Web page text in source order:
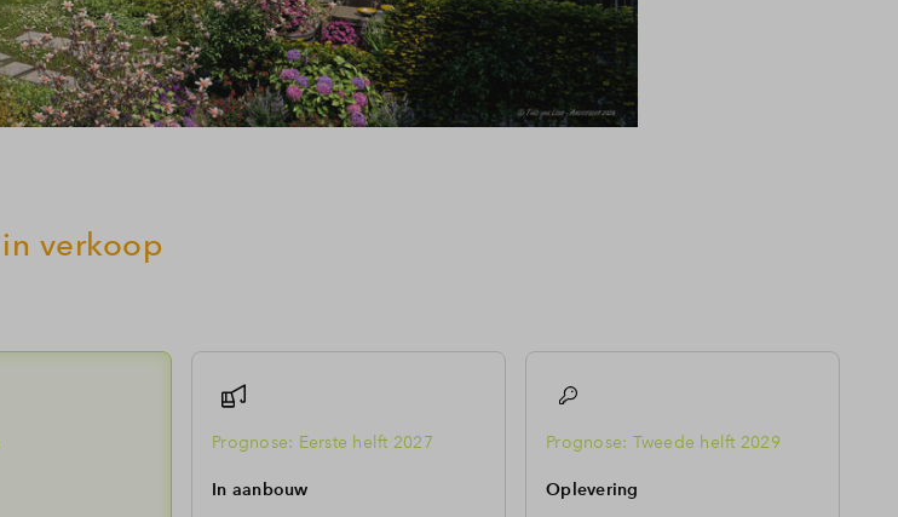
in verkoop
Prognose: Eerste helft 2027
In aanbouw
Prognose: Tweede helft 2029
Oplevering